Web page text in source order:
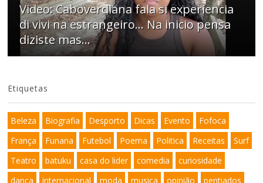
Video: Caboverdiana fala si experiencia
di vivi na estrangeiro... Na inicio pensa
diziste mas...
Etiquetas
Beleza Biografia Desporto Dicas Evento
Fofoca
França
Funana Futebol Poema Politica Receitas
Surf
Teatro
batuku casa do lider comedia
curiosidade
dança
internacional moda musica opinião
pentiados